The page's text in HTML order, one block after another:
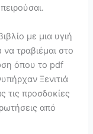
με μια υγιή
τραβιέμαι στο
όπου το pdf
Ξενιτιά
τις προσδοκίες
από